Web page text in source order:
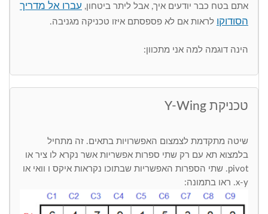
אתם בטח כבר יודעים איך, אבל ליתר ביטחון, עברו אל מדריך
הסודוקו לראות אם לא פספסתם איזו טכניקה מגניבה.
הינה דוגמה למה אני מתכוון:
טכניקת Y-Wing
שיטה מתקדמת לצמצום האפשרויות בתאים. זה מתחיל
בלמצוא תא עם רק שתי ספרות אפשריות אשר נקרא לו ציר או
pivot. שתי הספרות האפשריות שבתוכו נקראות איקס ו וואי או
x-y. ראו בתמונה: